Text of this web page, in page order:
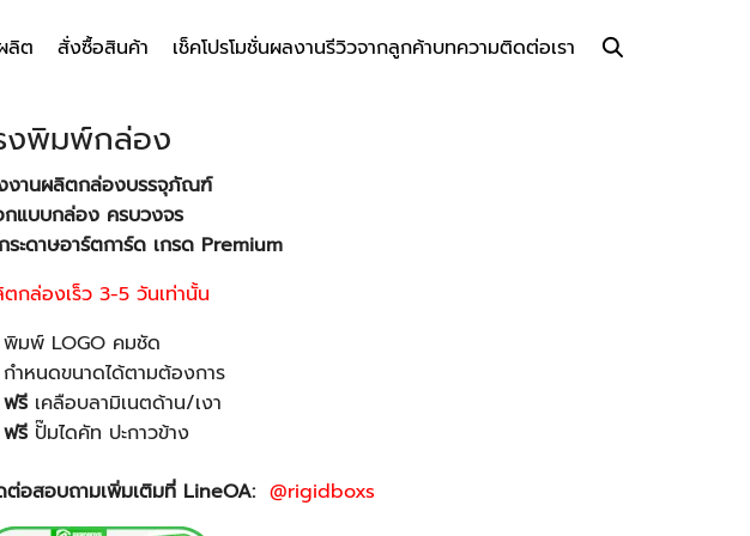
ลิต สั่งซื้อสินค้า เช็คโปรโมชั่นผลงานรีวิวจากลูกค้าบทความติดต่อเรา
งพิมพ์กล่อง
งานผลิตกล่องบรรจุภัณฑ์
แบบกล่อง ครบวงจร
ระดาษอาร์ตการ์ด เกรด Premium
กล่องเร็ว 3-5 วันเท่านั้น
พิมพ์ LOGO คมชัด
กำหนดขนาดได้ตามต้องการ
ฟรี เคลือบลามิเนตด้าน/เงา
ฟรี ปั๊มไดคัท ปะกาวข้าง
อสอบถามเพิ่มเติมที่ LineOA: @rigidboxs